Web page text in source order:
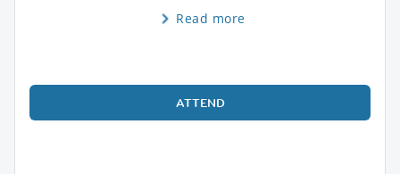
Read more
ATTEND